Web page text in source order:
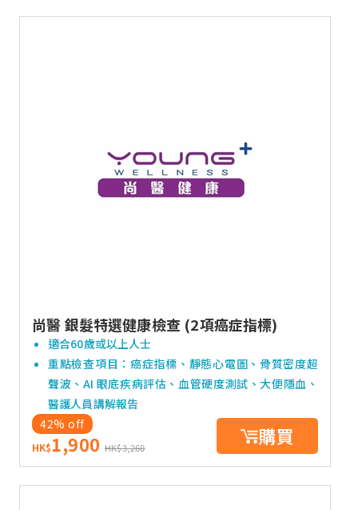
尚醫 銀髮特選健康檢查 (2項癌症指標)
適合60歲或以上人士
重點檢查項目：癌症指標、靜態心電圖、骨質密度超
聲波、AI 眼底疾病評估、血管硬度測試、大便隱血、
醫護人員講解報告
42% off
HK$1,900 HK$3,260 購買